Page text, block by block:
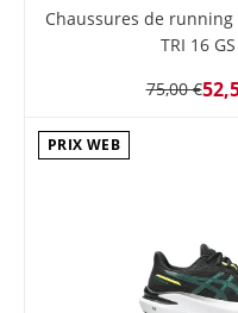
Chaussures de running
TRI 16
75,00 €
PRIX WEB